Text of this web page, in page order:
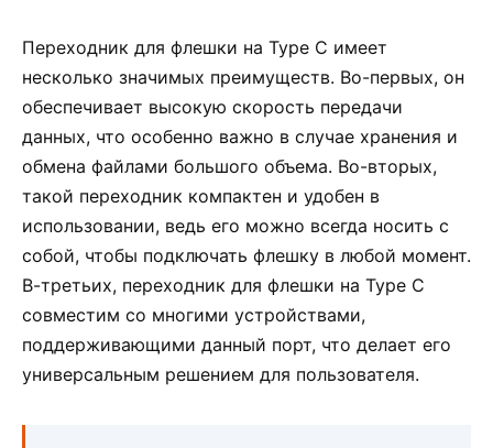
Переходник для флешки на Type C имеет
несколько значимых преимуществ. Во-первых, он
обеспечивает высокую скорость передачи
данных, что особенно важно в случае хранения и
обмена файлами большого объема. Во-вторых,
такой переходник компактен и удобен в
использовании, ведь его можно всегда носить с
собой, чтобы подключать флешку в любой момент.
В-третьих, переходник для флешки на Type C
совместим со многими устройствами,
поддерживающими данный порт, что делает его
универсальным решением для пользователя.